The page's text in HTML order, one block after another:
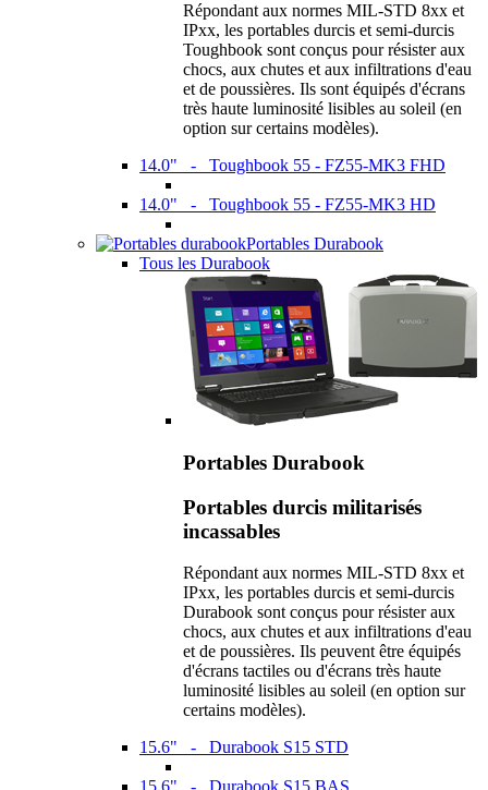
Répondant aux normes MIL-STD 8xx et
IPxx, les portables durcis et semi-durcis
Toughbook sont conçus pour résister aux
chocs, aux chutes et aux infiltrations d'eau
et de poussières. Ils sont équipés d'écrans
très haute luminosité lisibles au soleil (en
option sur certains modèles).
14.0" - Toughbook 55 - FZ55-MK3 FHD
14.0" - Toughbook 55 - FZ55-MK3 HD
Portables Durabook
Tous les Durabook
Portables Durabook
Portables durcis militarisés
incassables
Répondant aux normes MIL-STD 8xx et
IPxx, les portables durcis et semi-durcis
Durabook sont conçus pour résister aux
chocs, aux chutes et aux infiltrations d'eau
et de poussières. Ils peuvent être équipés
d'écrans tactiles ou d'écrans très haute
luminosité lisibles au soleil (en option sur
certains modèles).
15.6" - Durabook S15 STD